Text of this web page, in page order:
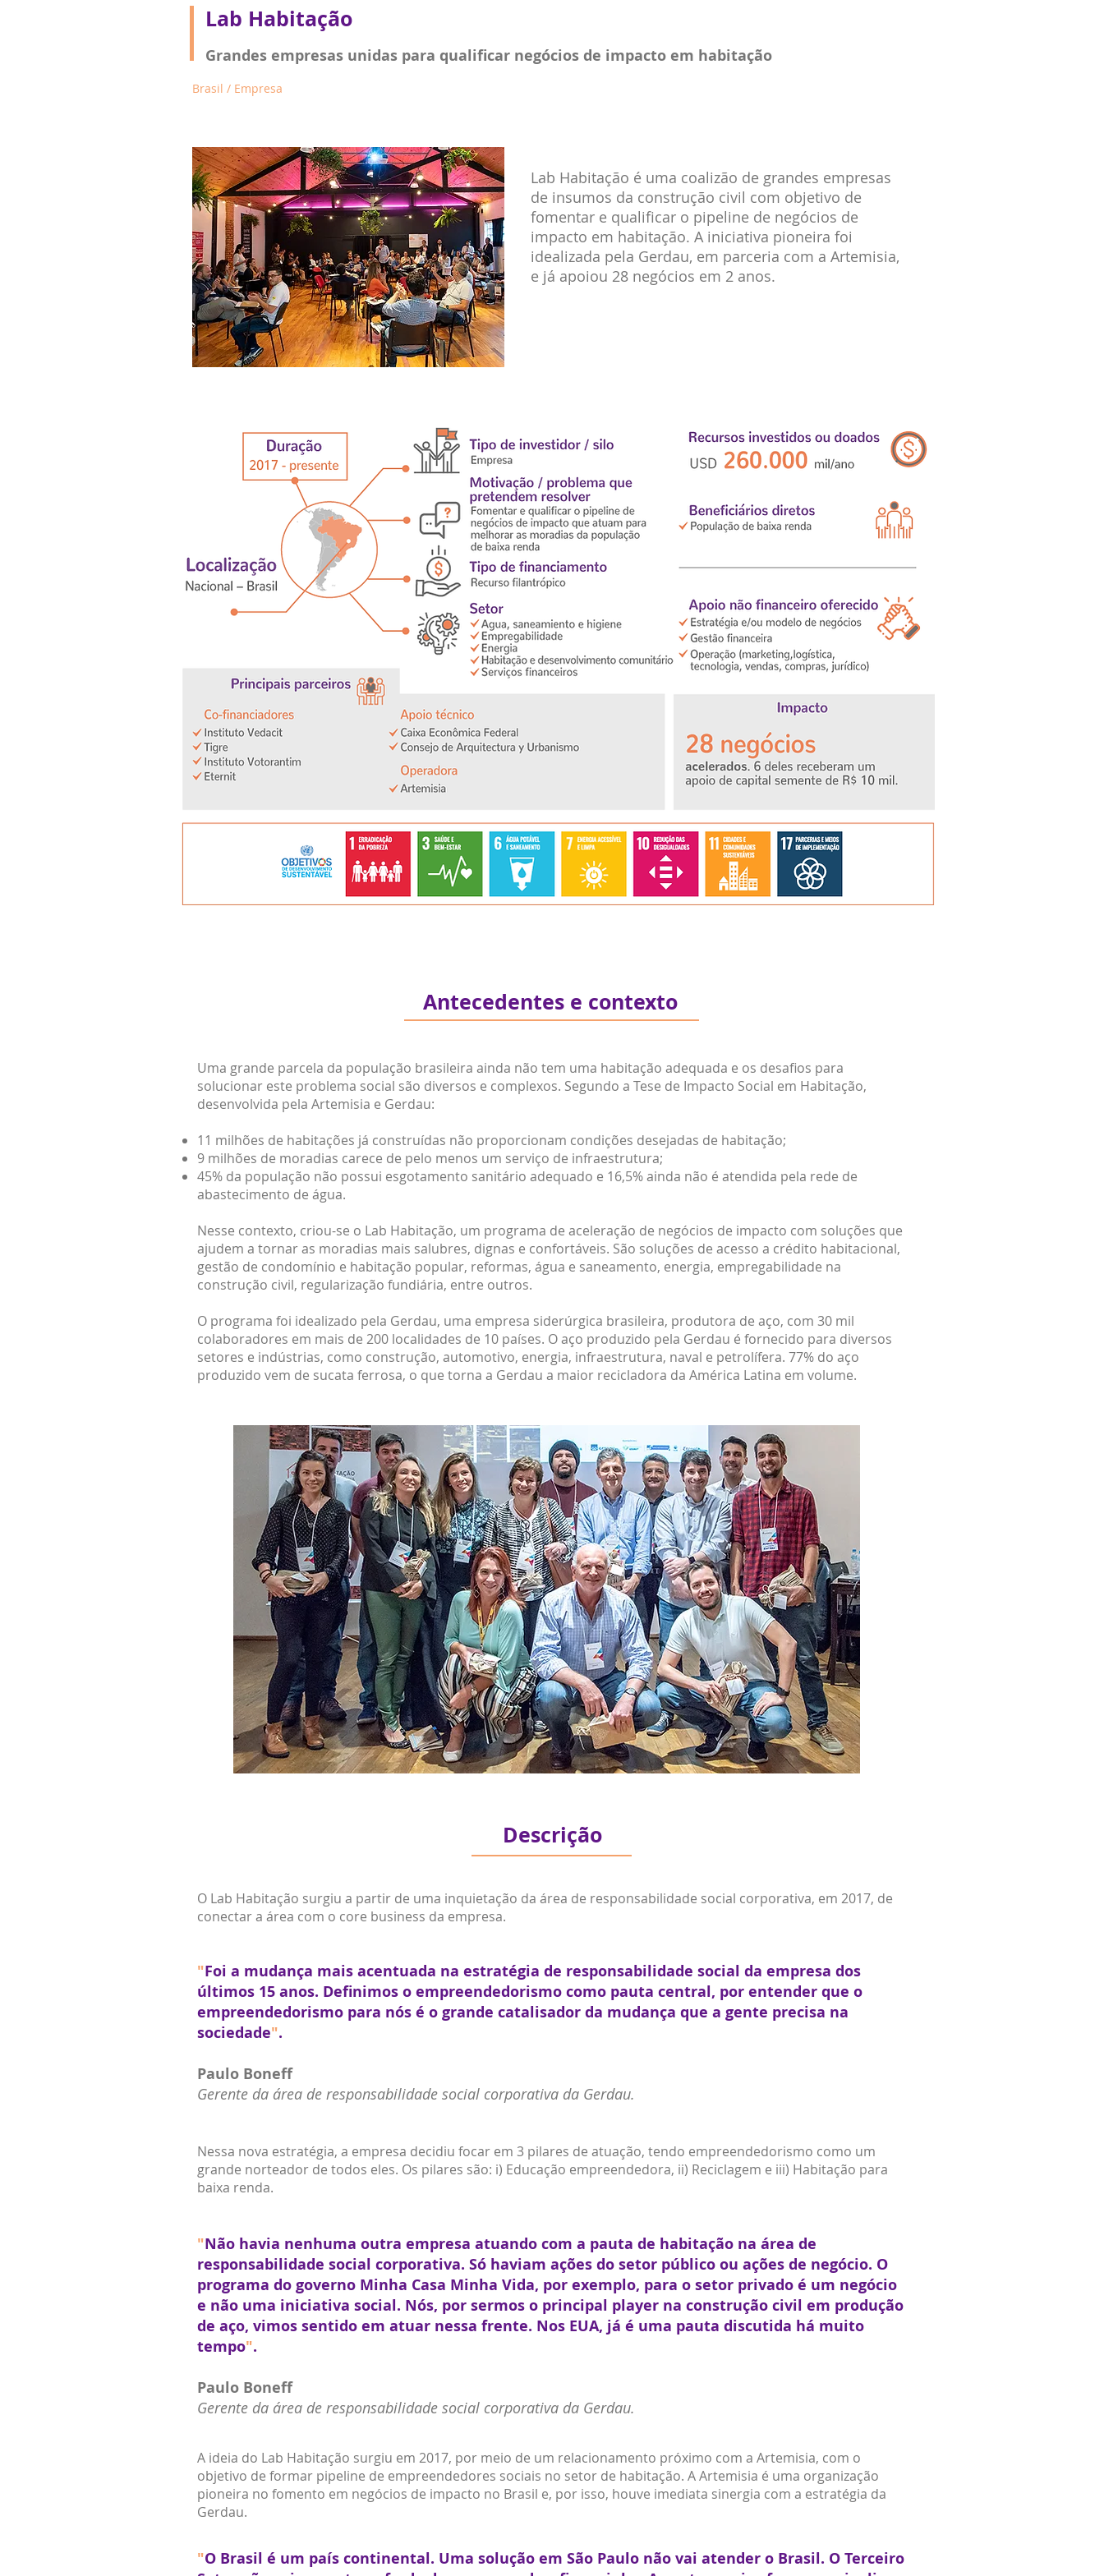
Lab Habitação
Grandes empresas unidas para qualificar negócios de impacto em habitação
Brasil / Empresa
Lab Habitação é uma coalizão de grandes empresas
de insumos da construção civil com objetivo de
fomentar e qualificar o pipeline de negócios de
impacto em habitação. A iniciativa pioneira foi
idealizada pela Gerdau, em parceria com a Artemisia,
e já apoiou 28 negócios em 2 anos.
Antecedentes e contexto
Uma grande parcela da população brasileira ainda não tem uma habitação adequada e os desafios para
solucionar este problema social são diversos e complexos. Segundo a Tese de Impacto Social em Habitação,
desenvolvida pela Artemisia e Gerdau:
11 milhões de habitações já construídas não proporcionam condições desejadas de habitação;
9 milhões de moradias carece de pelo menos um serviço de infraestrutura;
45% da população não possui esgotamento sanitário adequado e 16,5% ainda não é atendida pela rede de
abastecimento de água.
Nesse contexto, criou-se o Lab Habitação, um programa de aceleração de negócios de impacto com soluções que
ajudem a tornar as moradias mais salubres, dignas e confortáveis. São soluções de acesso a crédito habitacional,
gestão de condomínio e habitação popular, reformas, água e saneamento, energia, empregabilidade na
construção civil, regularização fundiária, entre outros.
O programa foi idealizado pela Gerdau, uma empresa siderúrgica brasileira, produtora de aço, com 30 mil
colaboradores em mais de 200 localidades de 10 países. O aço produzido pela Gerdau é fornecido para diversos
setores e indústrias, como construção, automotivo, energia, infraestrutura, naval e petrolífera. 77% do aço
produzido vem de sucata ferrosa, o que torna a Gerdau a maior recicladora da América Latina em volume.
Descrição
O Lab Habitação surgiu a partir de uma inquietação da área de responsabilidade social corporativa, em 2017, de
conectar a área com o core business da empresa.
"Foi a mudança mais acentuada na estratégia de responsabilidade social da empresa dos
últimos 15 anos. Definimos o empreendedorismo como pauta central, por entender que o
empreendedorismo para nós é o grande catalisador da mudança que a gente precisa na
sociedade".
Paulo Boneff
Gerente da área de responsabilidade social corporativa da Gerdau.
Nessa nova estratégia, a empresa decidiu focar em 3 pilares de atuação, tendo empreendedorismo como um
grande norteador de todos eles. Os pilares são: i) Educação empreendedora, ii) Reciclagem e iii) Habitação para
baixa renda.
"Não havia nenhuma outra empresa atuando com a pauta de habitação na área de
responsabilidade social corporativa. Só haviam ações do setor público ou ações de negócio. O
programa do governo Minha Casa Minha Vida, por exemplo, para o setor privado é um negócio
e não uma iniciativa social. Nós, por sermos o principal player na construção civil em produção
de aço, vimos sentido em atuar nessa frente. Nos EUA, já é uma pauta discutida há muito
tempo".
Paulo Boneff
Gerente da área de responsabilidade social corporativa da Gerdau.
A ideia do Lab Habitação surgiu em 2017, por meio de um relacionamento próximo com a Artemisia, com o
objetivo de formar pipeline de empreendedores sociais no setor de habitação. A Artemisia é uma organização
pioneira no fomento em negócios de impacto no Brasil e, por isso, houve imediata sinergia com a estratégia da
Gerdau.
"O Brasil é um país continental. Uma solução em São Paulo não vai atender o Brasil. O Terceiro